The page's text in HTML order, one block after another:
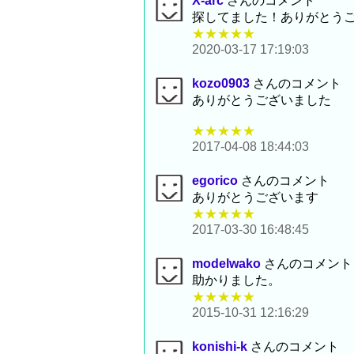
探してました！ありがとう
★★★★★
2020-03-17 17:19:03
kozo0903 さんのコメント
ありがとうございました
★★★★★
2017-04-08 18:44:03
egorico さんのコメント
ありがとうございます
★★★★★
2017-03-30 16:48:45
modelwako さんのコメント
助かりました。
★★★★★
2015-10-31 12:16:29
konishi-k さんのコメント